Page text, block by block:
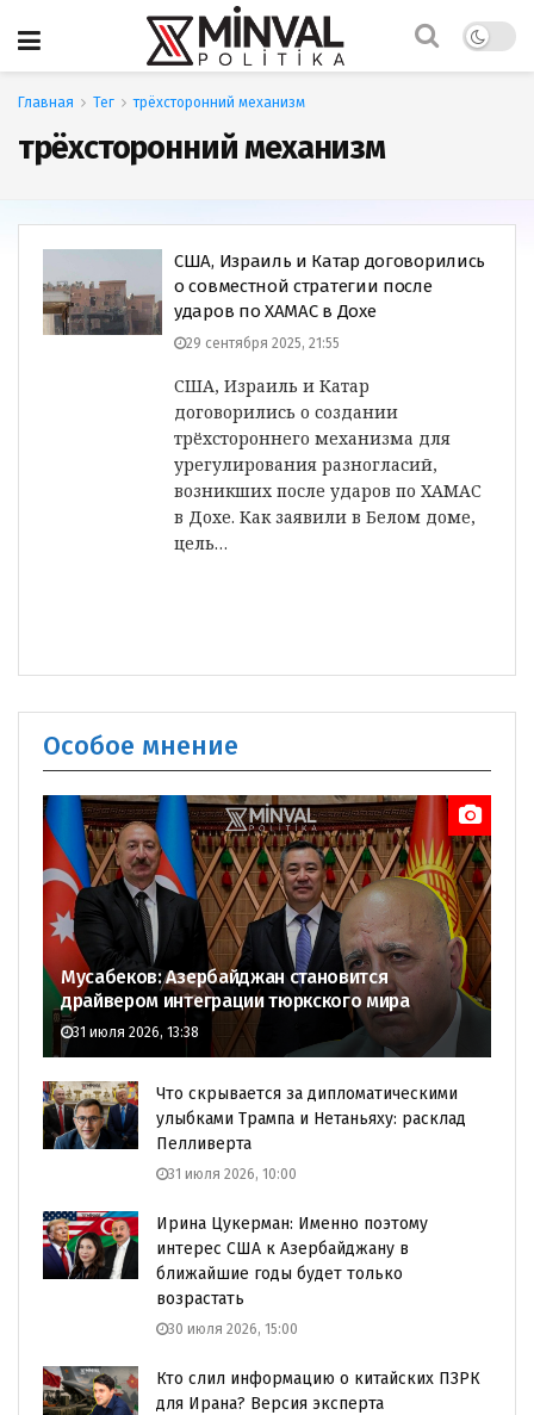
Главная Тег трёхсторонний механизм
трёхсторонний механизм
США, Израиль и Катар договорились
о совместной стратегии после
ударов по ХАМАС в Дохе
29 сентября 2025, 21:55
США, Израиль и Катар
договорились о создании
трёхстороннего механизма для
урегулирования разногласий,
возникших после ударов по ХАМАС
в Дохе. Как заявили в Белом доме,
цель…
Особое мнение
Мусабеков: Азербайджан становится
драйвером интеграции тюркского мира
31 июля 2026, 13:38
Что скрывается за дипломатическими
улыбками Трампа и Нетаньяху: расклад
Пелливерта
31 июля 2026, 10:00
Ирина Цукерман: Именно поэтому
интерес США к Азербайджану в
ближайшие годы будет только
возрастать
30 июля 2026, 15:00
Кто слил информацию о китайских ПЗРК
для Ирана? Версия эксперта